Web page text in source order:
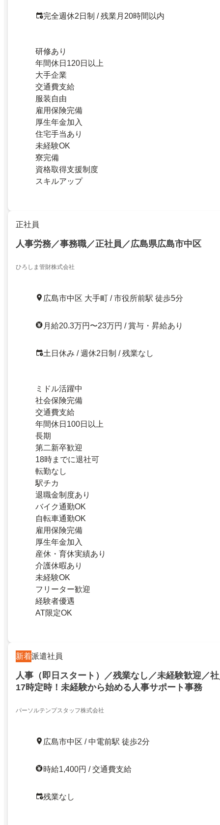
完全週休2日制 / 残業月20時間以内
研修あり
年間休日120日以上
大手企業
交通費支給
服装自由
雇用保険完備
厚生年金加入
住宅手当あり
未経験OK
寮完備
資格取得支援制度
スキルアップ
正社員
人事労務／事務職／正社員／広島県広島市中区
ひろしま管財株式会社
広島市中区 大手町 / 市役所前駅 徒歩5分
月給20.3万円〜23万円 / 賞与・昇給あり
土日休み / 週休2日制 / 残業なし
ミドル活躍中
社会保険完備
交通費支給
年間休日100日以上
長期
第二新卒歓迎
18時までに退社可
転勤なし
駅チカ
退職金制度あり
バイク通勤OK
自転車通勤OK
雇用保険完備
厚生年金加入
産休・育休実績あり
介護休暇あり
未経験OK
フリーター歓迎
経験者優遇
AT限定OK
新着派遣社員
人事（即日スタート）／残業なし／未経験歓迎／
17時定時！未経験から始める人事サポート事務
パーソルテンプスタッフ株式会社
広島市中区 / 中電前駅 徒歩2分
時給1,400円 / 交通費支給
残業なし